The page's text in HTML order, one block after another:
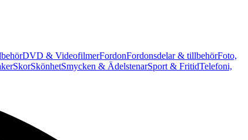
DVD & VideofilmerFordonFordonsdelar & tillbehörFoto,
SkorSkönhetSmycken & ÄdelstenarSport & FritidTelefoni,